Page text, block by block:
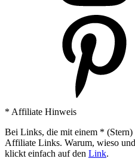
* Affiliate Hinweis
Bei Links, die mit einem * (Stern)
Affiliate Links. Warum, wieso
klickt einfach auf den Link.